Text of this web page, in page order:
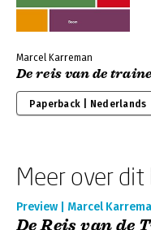
Marcel Karreman
De reis van de
Paperback | Nederlands
Meer over dit
Preview | Marcel
De Reis van de